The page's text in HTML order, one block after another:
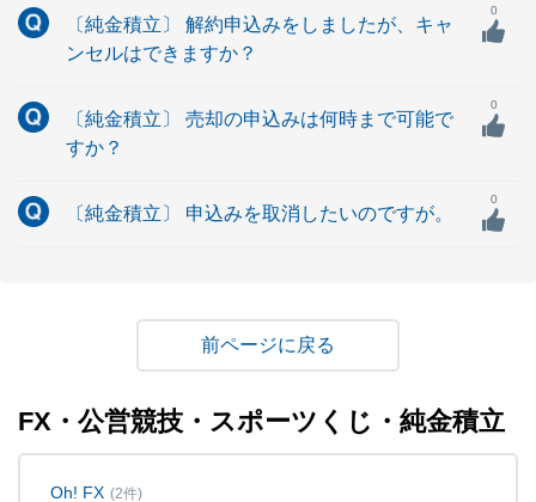
〔純金積立〕 解約申込みをしましたが、キャ
ンセルはできますか？
0
〔純金積立〕 売却の申込みは何時まで可能で
すか？
0
〔純金積立〕 申込みを取消したいのですが。
0
戻る
FX・公営競技・スポーツくじ・純金積立
Oh! FX (2件)